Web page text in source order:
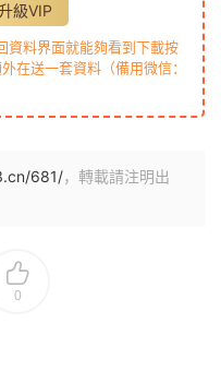
級VIP
資料界面就能夠看到下載按
在送一套資料（備用微信：
681/，轉載請注明出
0